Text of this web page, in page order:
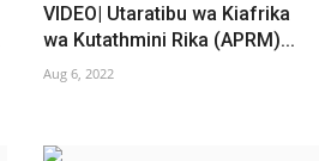
VIDEO| Utaratibu wa Kiafrika
wa Kutathmini Rika (APRM)...
Aug 6, 2022